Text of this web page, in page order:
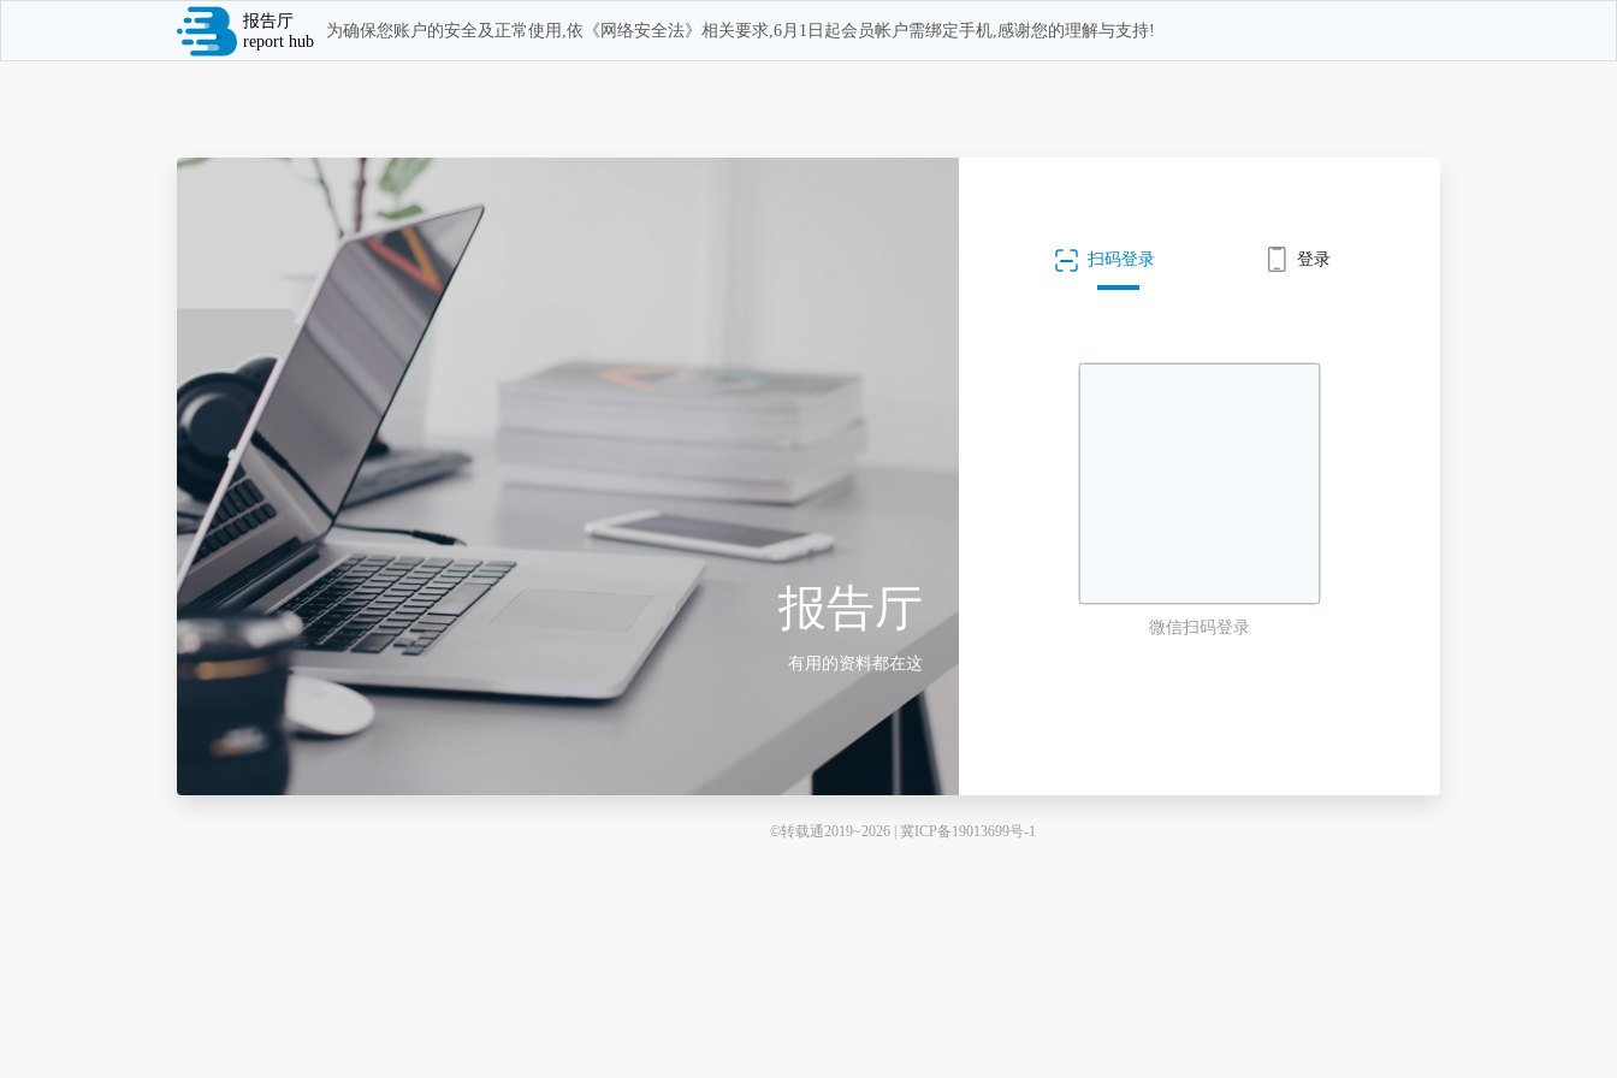
报告厅
report hub
为确保您账户的安全及正常使用,依《网络安全法》相关要求,6月1日起会员帐户需绑定手机,感谢您的理解与支持!
报告厅
有用的资料都在这
扫码登录 登录
微信扫码登录
©转载通2019~2026 | 冀ICP备19013699号-1